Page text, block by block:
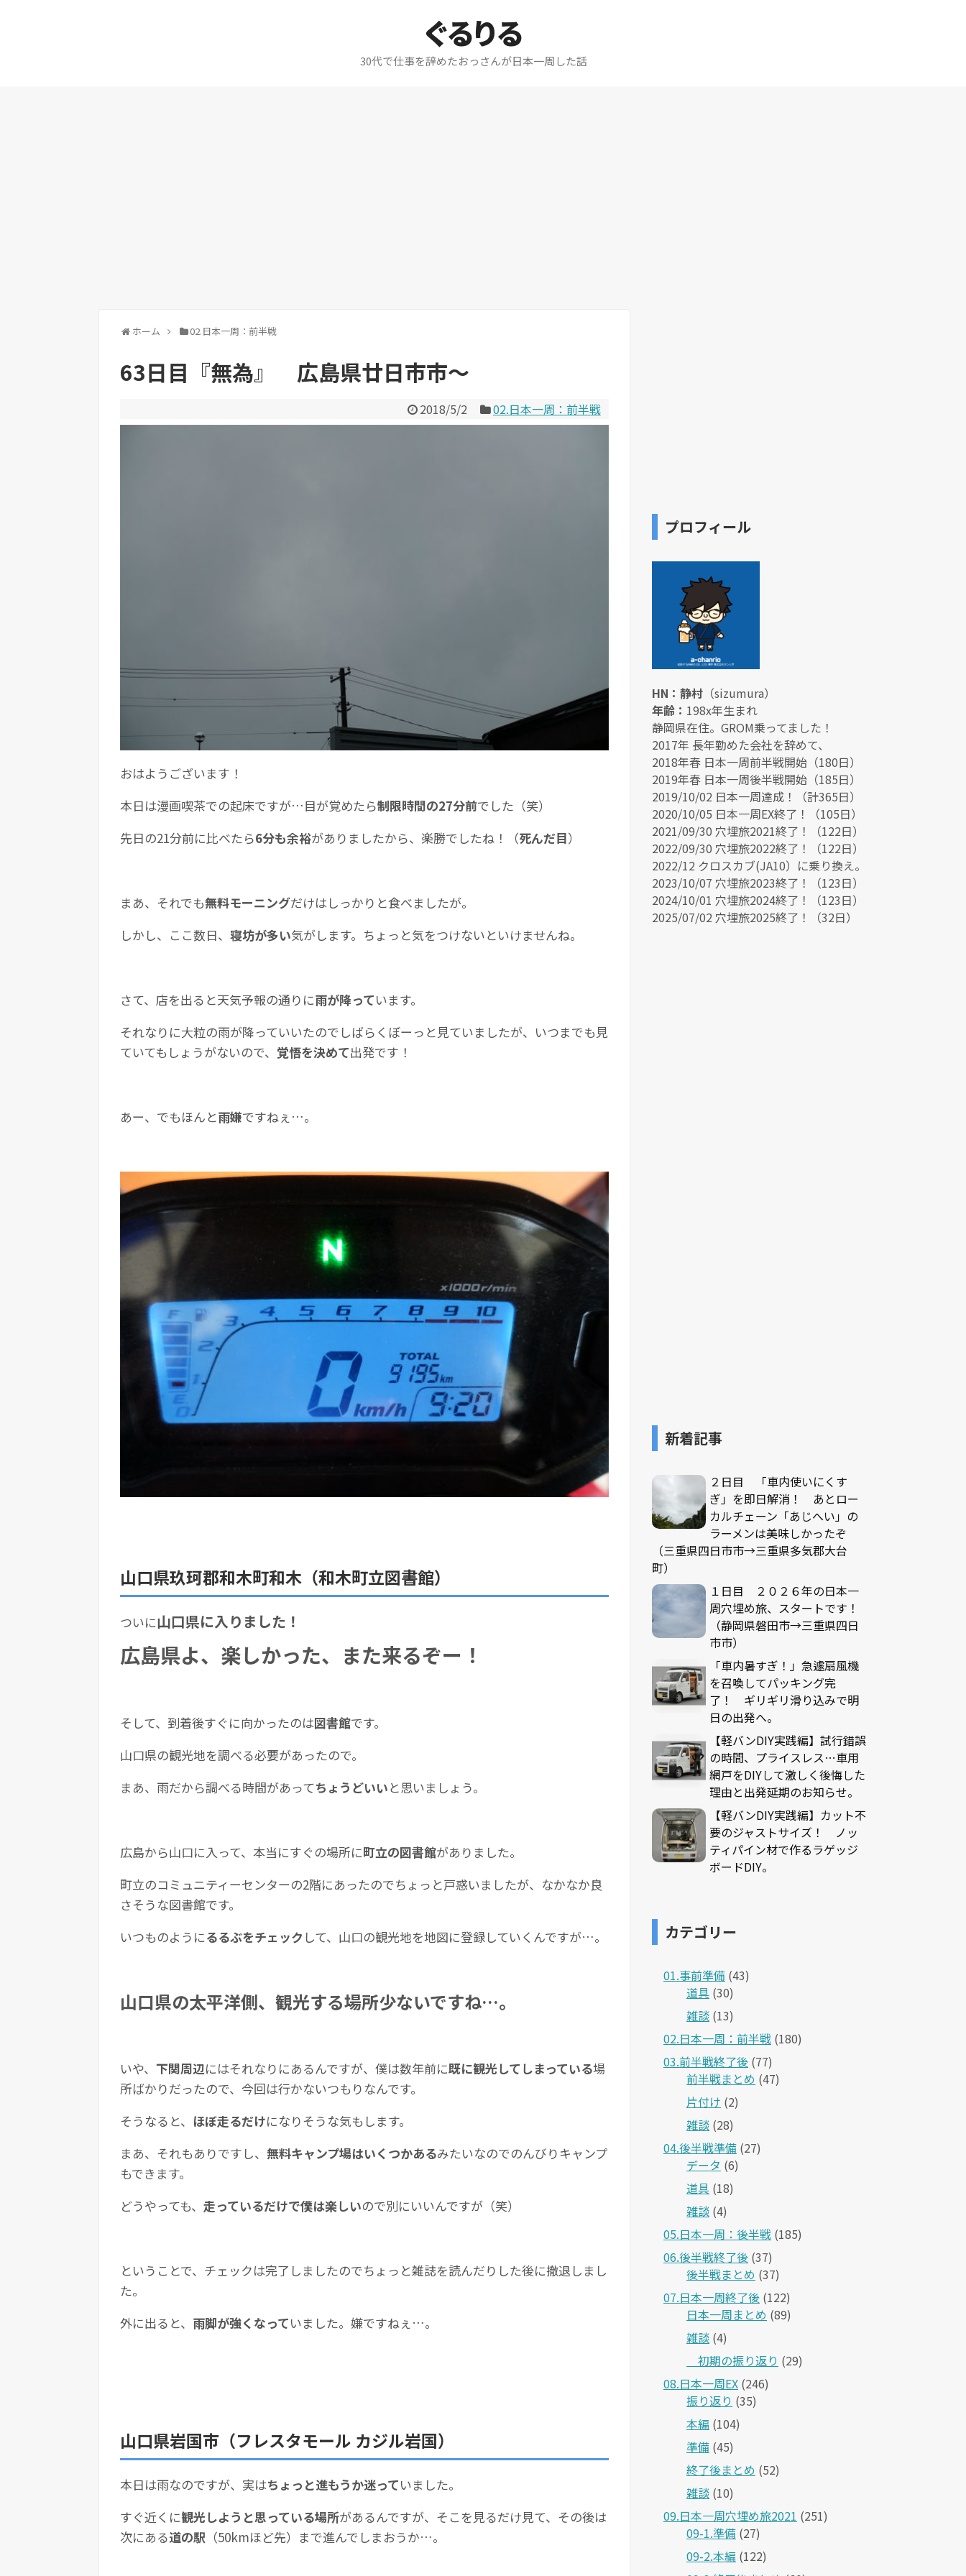
ぐるりる
30代で仕事を辞めたおっさんが日本一周した話
ホーム 02.日本一周：前半戦
63日目『無為』 広島県廿日市市～
2018/5/2 02.日本一周：前半戦
おはようございます！
本日は漫画喫茶での起床ですが…目が覚めたら制限時間の27分前でした（笑）
先日の21分前に比べたら6分も余裕がありましたから、楽勝でしたね！（死んだ目）
まあ、それでも無料モーニングだけはしっかりと食べましたが。
しかし、ここ数日、 寝坊が多い気がします。ちょっと気をつけないといけませんね。
さて、店を出ると天気予報の通りに雨が降っています。
それなりに大粒の雨が降っていいたのでしばらくぼーっと見ていましたが、いつまでも見
ていてもしょうがないので、 覚悟を決めて出発です！
あー、でもほんと雨嫌ですねぇ…。
山口県玖珂郡和木町和木（和木町立図書館）
ついに山口県に入りました！
広島県よ、楽しかった、また来るぞー！
そして、到着後すぐに向かったのは図書館です。
山口県の観光地を調べる必要があったので。
まあ、雨だから調べる時間があってちょうどいいと思いましょう。
広島から山口に入って、本当にすぐの場所に町立の図書館がありました。
町立のコミュニティーセンターの2階にあったのでちょっと戸惑いましたが、なかなか良
さそうな図書館です。
いつものようにるるぶをチェック して、山口の観光地を地図に登録していくんですが…。
山口県の太平洋側、観光する場所少ないですね…。
いや、 下関周辺にはそれなりにあるんですが、僕は数年前に既に観光してしまっている場
所ばかりだったので、今回は行かないつもりなんです。
そうなると、 ほぼ走るだけになりそうな気もします。
まあ、それもありですし、 無料キャンプ場はいくつかあるみたいなのでのんびりキャンプ
もできます。
どうやっても、 走っているだけで僕は楽しいので別にいいんですが（笑）
ということで、チェックは完了しましたのでちょっと雑誌を読んだりした後に撤退しまし
た。
外に出ると、 雨脚が強くなっていました。嫌ですねぇ…。
山口県岩国市（フレスタモール カジル岩国）
本日は雨なのですが、実はちょっと進もうか迷っていました。
すぐ近くに観光しようと思っている場所があるんですが、そこを見るだけ見て、その後は
次にある道の駅 （50kmほど先）まで進んでしまおうか…。
プロフィール
HN：静村 （sizumura）
年齢： 198x年生まれ
静岡県在住。GROM乗ってました！
2017年 長年勤めた会社を辞めて、
2018年春 日本一周前半戦開始（180日）
2019年春 日本一周後半戦開始（185日）
2019/10/02 日本一周達成！（計365日）
2020/10/05 日本一周EX終了！（105日）
2021/09/30 穴埋旅2021終了！（122日）
2022/09/30 穴埋旅2022終了！（122日）
2022/12 クロスカブ(JA10）に乗り換え。
2023/10/07 穴埋旅2023終了！（123日）
2024/10/01 穴埋旅2024終了！（123日）
2025/07/02 穴埋旅2025終了！（32日）
新着記事
２日目 「車内使いにくす
ぎ」を即日解消！ あとロー
カルチェーン「あじへい」の
ラーメンは美味しかったぞ
（三重県四日市市→三重県多気郡大台
町）
１日目 ２０２６年の日本一
周穴埋め旅、スタートです！
（静岡県磐田市→三重県四日
市市）
「車内暑すぎ！」急遽扇風機
を召喚してパッキング完
了！ ギリギリ滑り込みで明
日の出発へ。
【軽バンDIY実践編】試行錯誤
の時間、プライスレス…車用
網戸をDIYして激しく後悔した
理由と出発延期のお知らせ。
【軽バンDIY実践編】カット不
要のジャストサイズ！ ノッ
ティパイン材で作るラゲッジ
ボードDIY。
カテゴリー
01.事前準備 (43)
道具 (30)
雑談 (13)
02.日本一周：前半戦 (180)
03.前半戦終了後 (77)
前半戦まとめ (47)
片付け (2)
雑談 (28)
04.後半戦準備 (27)
データ (6)
道具 (18)
雑談 (4)
05.日本一周：後半戦 (185)
06.後半戦終了後 (37)
後半戦まとめ (37)
07.日本一周終了後 (122)
日本一周まとめ (89)
雑談 (4)
＿初期の振り返り (29)
08.日本一周EX (246)
振り返り (35)
本編 (104)
準備 (45)
終了後まとめ (52)
雑談 (10)
09.日本一周穴埋め旅2021 (251)
09-1.準備 (27)
09-2.本編 (122)